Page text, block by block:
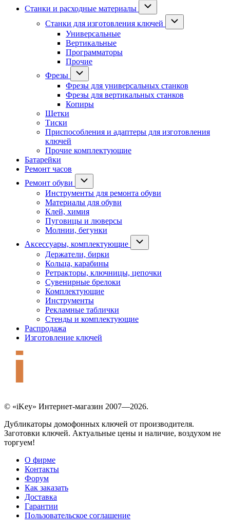
Станки и расходные материалы
Станки для изготовления ключей
Универсальные
Вертикальные
Программаторы
Прочие
Фрезы
Фрезы для универсальных станков
Фрезы для вертикальных станков
Копиры
Щетки
Тиски
Приспособления и адаптеры для изготовления
ключей
Прочие комплектующие
Батарейки
Ремонт часов
Ремонт обуви
Инструменты для ремонта обуви
Материалы для обуви
Клей, химия
Пуговицы и люверсы
Молнии, бегунки
Аксессуары, комплектующие
Держатели, бирки
Кольца, карабины
Ретракторы, ключницы, цепочки
Сувенирные брелоки
Комплектующие
Инструменты
Рекламные таблички
Стенды и комплектующие
Распродажа
Изготовление ключей
© «iKey» Интернет-магазин 2007—2026.
Дубликаторы домофонных ключей от производителя.
Заготовки ключей. Актуальные цены и наличие, воздухом не
торгуем!
О фирме
Контакты
Форум
Как заказать
Доставка
Гарантии
Пользовательское соглашение